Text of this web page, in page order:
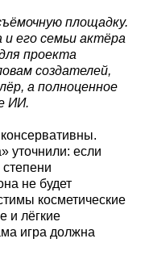
площадку.
и его семьи актёра
проекта
создателей,
а полноценное
ИИ.
уточнили: если
степени
не будет
косметические
и лёгкие
игра должна